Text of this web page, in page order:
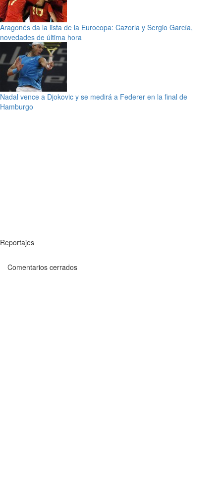
Aragonés da la lista de la Eurocopa: Cazorla y Sergio García,
novedades de última hora
Nadal vence a Djokovic y se medirá a Federer en la final de
Hamburgo
Reportajes
Comentarios cerrados